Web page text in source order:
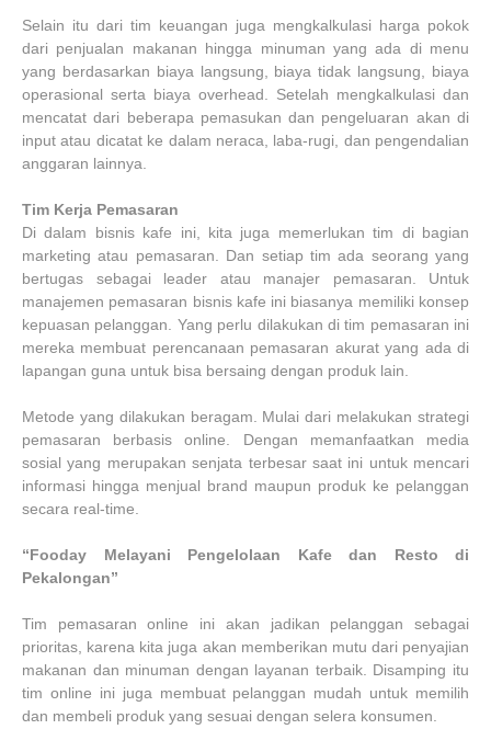
Selain itu dari tim keuangan juga mengkalkulasi harga pokok
dari penjualan makanan hingga minuman yang ada di menu
yang berdasarkan biaya langsung, biaya tidak langsung, biaya
operasional serta biaya overhead. Setelah mengkalkulasi dan
mencatat dari beberapa pemasukan dan pengeluaran akan di
input atau dicatat ke dalam neraca, laba-rugi, dan pengendalian
anggaran lainnya.
Tim Kerja Pemasaran
Di dalam bisnis kafe ini, kita juga memerlukan tim di bagian
marketing atau pemasaran. Dan setiap tim ada seorang yang
bertugas sebagai leader atau manajer pemasaran. Untuk
manajemen pemasaran bisnis kafe ini biasanya memiliki konsep
kepuasan pelanggan. Yang perlu dilakukan di tim pemasaran ini
mereka membuat perencanaan pemasaran akurat yang ada di
lapangan guna untuk bisa bersaing dengan produk lain.
Metode yang dilakukan beragam. Mulai dari melakukan strategi
pemasaran berbasis online. Dengan memanfaatkan media
sosial yang merupakan senjata terbesar saat ini untuk mencari
informasi hingga menjual brand maupun produk ke pelanggan
secara real-time.
“Fooday Melayani Pengelolaan Kafe dan Resto di
Pekalongan”
Tim pemasaran online ini akan jadikan pelanggan sebagai
prioritas, karena kita juga akan memberikan mutu dari penyajian
makanan dan minuman dengan layanan terbaik. Disamping itu
tim online ini juga membuat pelanggan mudah untuk memilih
dan membeli produk yang sesuai dengan selera konsumen.